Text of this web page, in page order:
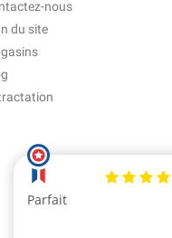
nous
du site